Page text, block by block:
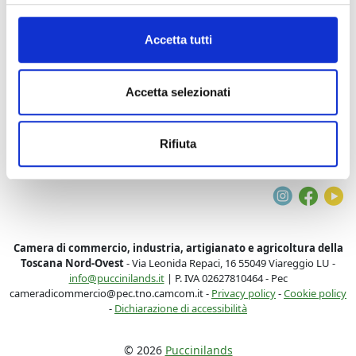
Accetta tutti
Accetta selezionati
Rifiuta
Camera di commercio, industria, artigianato e agricoltura della
Toscana Nord-Ovest- Via Leonida Repaci, 16 55049 Viareggio LU -
info@puccinilands.it| P. IVA 02627810464 - Pec
cameradicommercio@pec.tno.camcom.it - Privacy policy-Cookie policy
- Dichiarazione di accessibilità
© 2026 Puccinilands